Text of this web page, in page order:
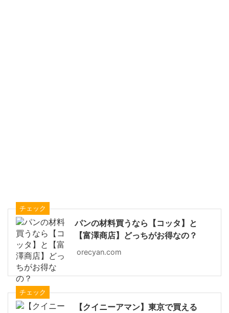
チェック
パンの材料買うなら【コッタ】と
【富澤商店】どっちがお得なの？
orecyan.com
チェック
【クイニーアマン】東京で買える